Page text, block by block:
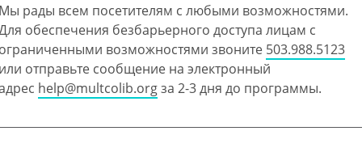
рады всем посетителям с любыми возможностями.
обеспечения безбарьерного доступа лицам с
возможностями звоните 503.988.5123
отправьте сообщение на электронный
help@multcolib.orgза 2-3 дня до программы.